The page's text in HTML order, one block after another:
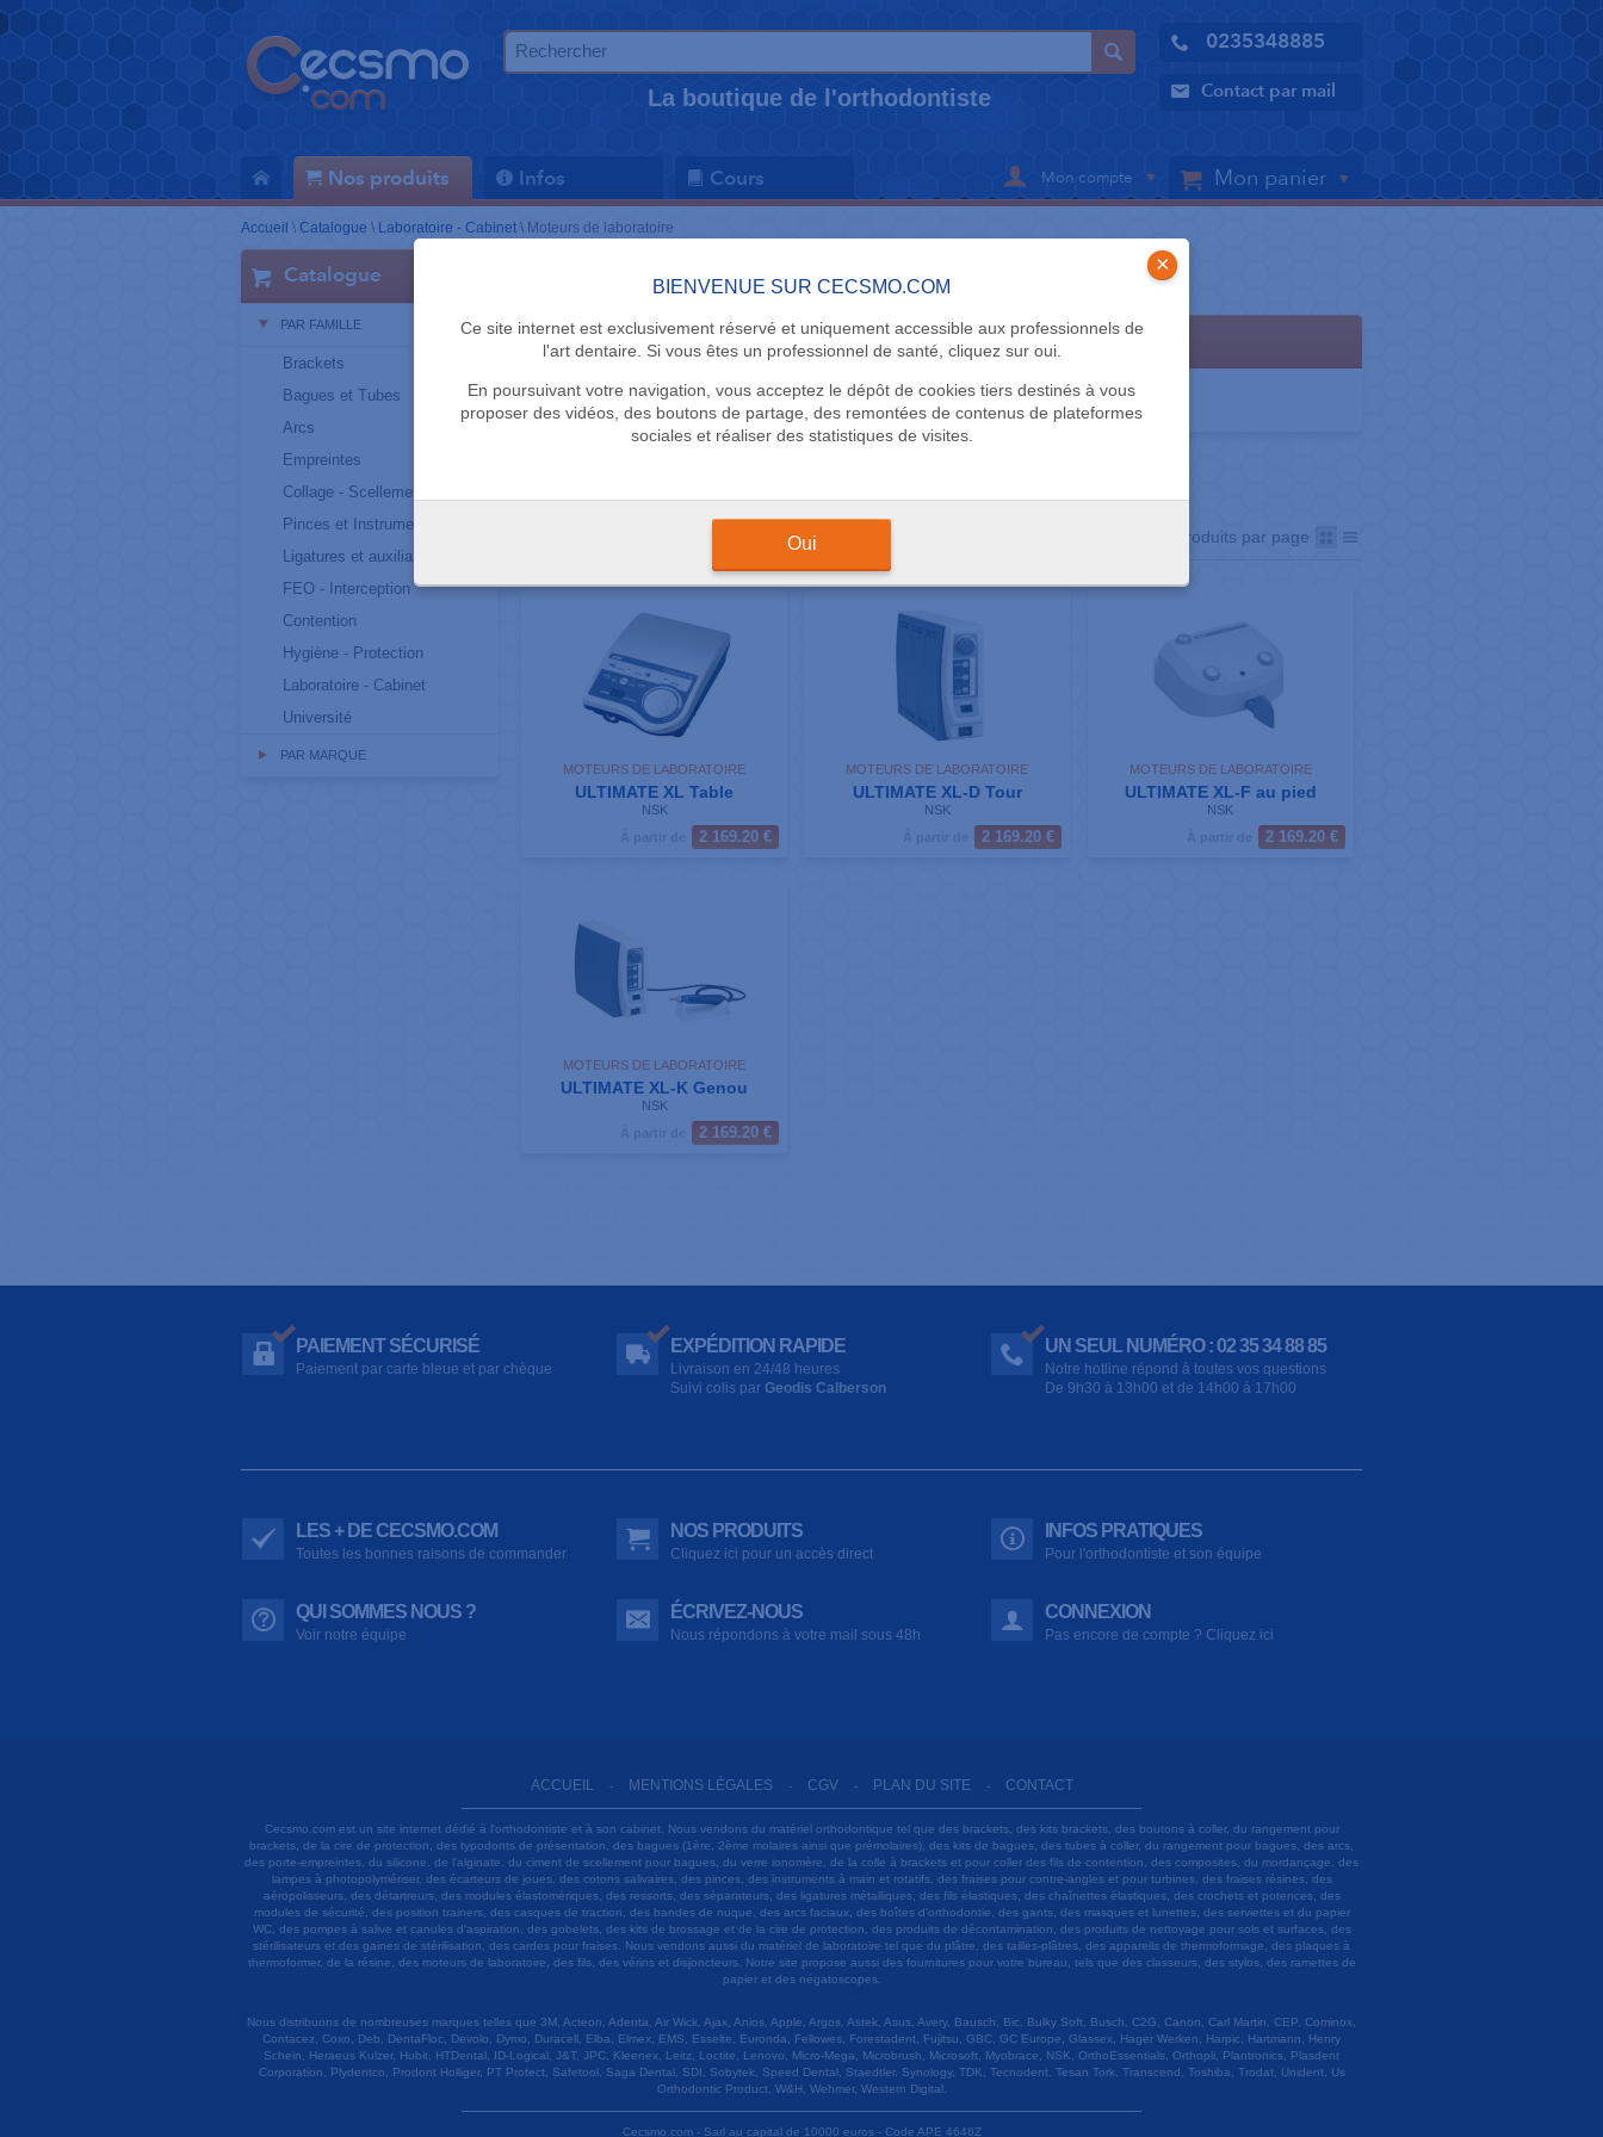
La boutique de l'orthodontiste
0235348885
Contact par mail
Nos produits Infos Cours Mon compte Mon panier
BIENVENUE SUR CECSMO.COM
Ce site internet est exclusivement réservé et uniquement accessible aux professionnels de
l'art dentaire. Si vous êtes un professionnel de santé, cliquez sur oui.
En poursuivant votre navigation, vous acceptez le dépôt de cookies tiers destinés à vous
proposer des vidéos, des boutons de partage, des remontées de contenus de plateformes
sociales et réaliser des statistiques de visites.
×
Oui
Accueil \ Catalogue \ Laboratoire - Cabinet \ Moteurs de laboratoire
Catalogue
PAR FAMILLE
Brackets
Bagues et Tubes
Arcs
Empreintes
Collage - Scellement
Pinces et Instruments
Ligatures et auxiliaires
FEO - Interception
Contention
Hygiène - Protection
Laboratoire - Cabinet
Université
PAR MARQUE
Moteurs de laboratoire
Sélectionnez vos critères de recherche en cliquant dessus
MARQUE
Résultats de votre recherche : 4 produits correspondants produits par page
MOTEURS DE LABORATOIRE
ULTIMATE XL Table
NSK
2 169.20 €
MOTEURS DE LABORATOIRE
ULTIMATE XL-D Tour
NSK
2 169.20 €
MOTEURS DE LABORATOIRE
ULTIMATE XL-F au pied
NSK
2 169.20 €
MOTEURS DE LABORATOIRE
ULTIMATE XL-K Genou
NSK
2 169.20 €
PAIEMENT SÉCURISÉ
Paiement par carte bleue et par chèque
EXPÉDITION RAPIDE
Livraison en 24/48 heures
Suivi colis par Geodis Calberson
UN SEUL NUMÉRO : 02 35 34 88 85
Notre hotline répond à toutes vos questions
De 9h30 à 13h00 et de 14h00 à 17h00
LES + DE CECSMO.COM
Toutes les bonnes raisons de commander
NOS PRODUITS
Cliquez ici pour un accès direct
INFOS PRATIQUES
Pour l'orthodontiste et son équipe
QUI SOMMES NOUS ?
Voir notre équipe
ÉCRIVEZ-NOUS
Nous répondons à votre mail sous 48h
CONNEXION
Pas encore de compte ? Cliquez ici
ACCUEIL - MENTIONS LÉGALES - CGV - PLAN DU SITE - CONTACT
Cecsmo.com est un site internet dédié à l'orthodontiste et à son cabinet. Nous vendons du matériel orthodontique tel que des brackets, des kits brackets, des boutons à coller, du rangement pour
brackets, de la cire de protection, des typodonts de présentation, des bagues (1ère, 2ème molaires ainsi que prémolaires), des kits de bagues, des tubes à coller, du rangement pour bagues, des arcs,
des porte-empreintes, du silicone, de l'alginate, du ciment de scellement pour bagues, du verre ionomère, de la colle à brackets et pour coller des fils de contention, des composites, du mordançage, des
lampes à photopolymériser, des écarteurs de joues, des cotons salivaires, des pinces, des instruments à main et rotatifs, des fraises pour contre-angles et pour turbines, des fraises résines, des
aéropolisseurs, des détartreurs, des modules élastomériques, des ressorts, des séparateurs, des ligatures métalliques, des fils élastiques, des chaînettes élastiques, des crochets et potences, des
modules de sécurité, des position trainers, des casques de traction, des bandes de nuque, des arcs faciaux, des boîtes d'orthodontie, des gants, des masques et lunettes, des serviettes et du papier
WC, des pompes à salive et canules d'aspiration, des gobelets, des kits de brossage et de la cire de protection, des produits de décontamination, des produits de nettoyage pour sols et surfaces, des
stérilisateurs et des gaines de stérilisation, des cardes pour fraises. Nous vendons aussi du matériel de laboratoire tel que du plâtre, des tailles-plâtres, des appareils de thermoformage, des plaques à
thermoformer, de la résine, des moteurs de laboratoire, des fils, des vérins et disjoncteurs. Notre site propose aussi des fournitures pour votre bureau, tels que des classeurs, des stylos, des ramettes de
papier et des négatoscopes.
Nous distribuons de nombreuses marques telles que 3M, Acteon, Adenta, Air Wick, Ajax, Anios, Apple, Argos, Astek, Asus, Avery, Bausch, Bic, Bulky Soft, Busch, C2G, Canon, Carl Martin, CEP, Cominox,
Contacez, Coxo, Deb, DentaFloc, Devolo, Dymo, Duracell, Elba, Elmex, EMS, Esselte, Euronda, Fellowes, Forestadent, Fujitsu, GBC, GC Europe, Glassex, Hager Werken, Harpic, Hartmann, Henry
Schein, Heraeus Kulzer, Hubit, HTDental, ID-Logical, J&T, JPC, Kleenex, Leitz, Loctite, Lenovo, Micro-Mega, Microbrush, Microsoft, Myobrace, NSK, OrthoEssentials, Orthopli, Plantronics, Plasdent
Corporation, Plydentco, Prodont Holliger, PT Protect, Safetool, Saga Dental, SDI, Sobytek, Speed Dental, Staedtler, Synology, TDK, Tecnodent, Tesan Tork, Transcend, Toshiba, Trodat, Unident, Us
Orthodontic Product, W&H, Wehmer, Western Digital.
Cecsmo.com - Sarl au capital de 10000 euros - Code APE 4646Z